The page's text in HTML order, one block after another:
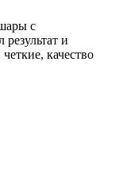
с
и
качество